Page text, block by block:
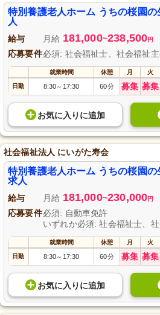
です。資格を活かし、生活相談員として利用
や医療機関との連携を通して、働きがいも見つ
特別養護老人ホーム うちの桜園
人
給与 月給 181,000~238,500円
応募要件必須: 社会福祉士、社会福祉
就業時間 休憩 月 火
日勤 8:30～ 17:30 60分 募集 募集
お気に入り に追加
社会福祉法人 にいがた寿会
特別養護老人ホーム うちの桜園
求人
給与 月給 181,000~230,000円
応募要件必須: 自動車免許
いずれか必須: 社会福祉士、
就業時間 休憩 月 火
日勤 8:30～ 17:30 60分 募集 募集
お気に入り に追加